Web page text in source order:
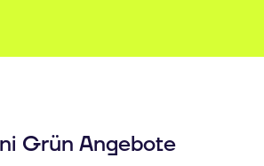
Grün Angebote